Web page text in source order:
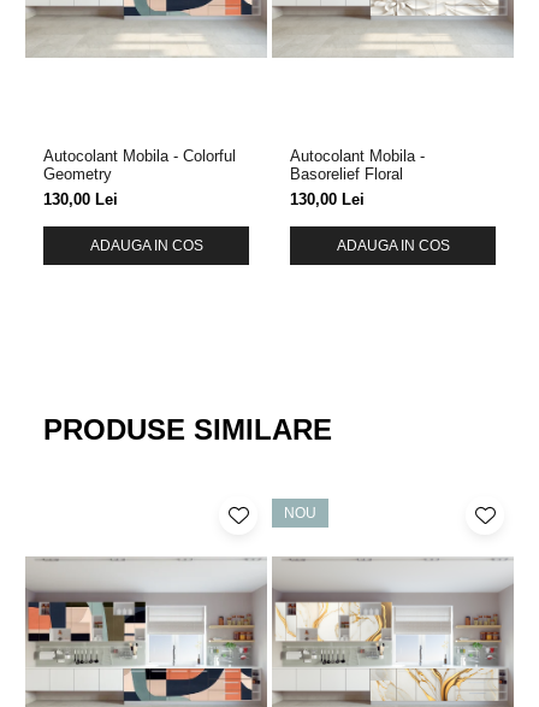
Autocolant Mobila - Colorful
Geometry
130,00 Lei
ADAUGA IN COS
Autocolant Mobila -
Basorelief Floral
130,00 Lei
ADAUGA IN COS
PRODUSE SIMILARE
NOU